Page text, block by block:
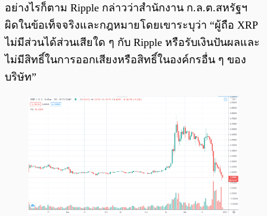
อย่างไรก็ตาม Ripple กล่าวว่าสำนักงาน ก.ล.ต.สหรัฐฯ
ผิดในข้อเท็จจริงและกฎหมายโดยเขาระบุว่า “ผู้ถือ XRP
ไม่มีส่วนได้ส่วนเสียใด ๆ กับ Ripple หรือรับเงินปันผลและ
ไม่มีสิทธิ์ในการออกเสียงหรือสิทธิ์ในองค์กรอื่น ๆ ของ
บริษัท”